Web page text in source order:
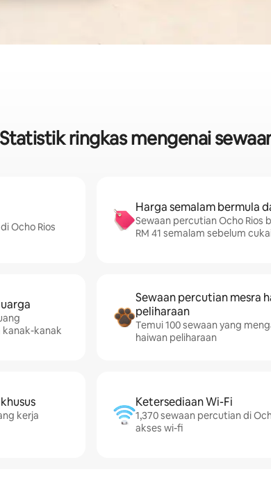
Statistik ringkas mengenai
Ocho Rios
Harga semalam bermula
Sewaan percutian Ocho Rios
RM 41 semalam sebelum
kanak
Sewaan percutian mesra
peliharaan
Temui 100 sewaan yang
haiwan peliharaan
kerja
Ketersediaan Wi-Fi
1,370 sewaan percutian di
akses wi-fi